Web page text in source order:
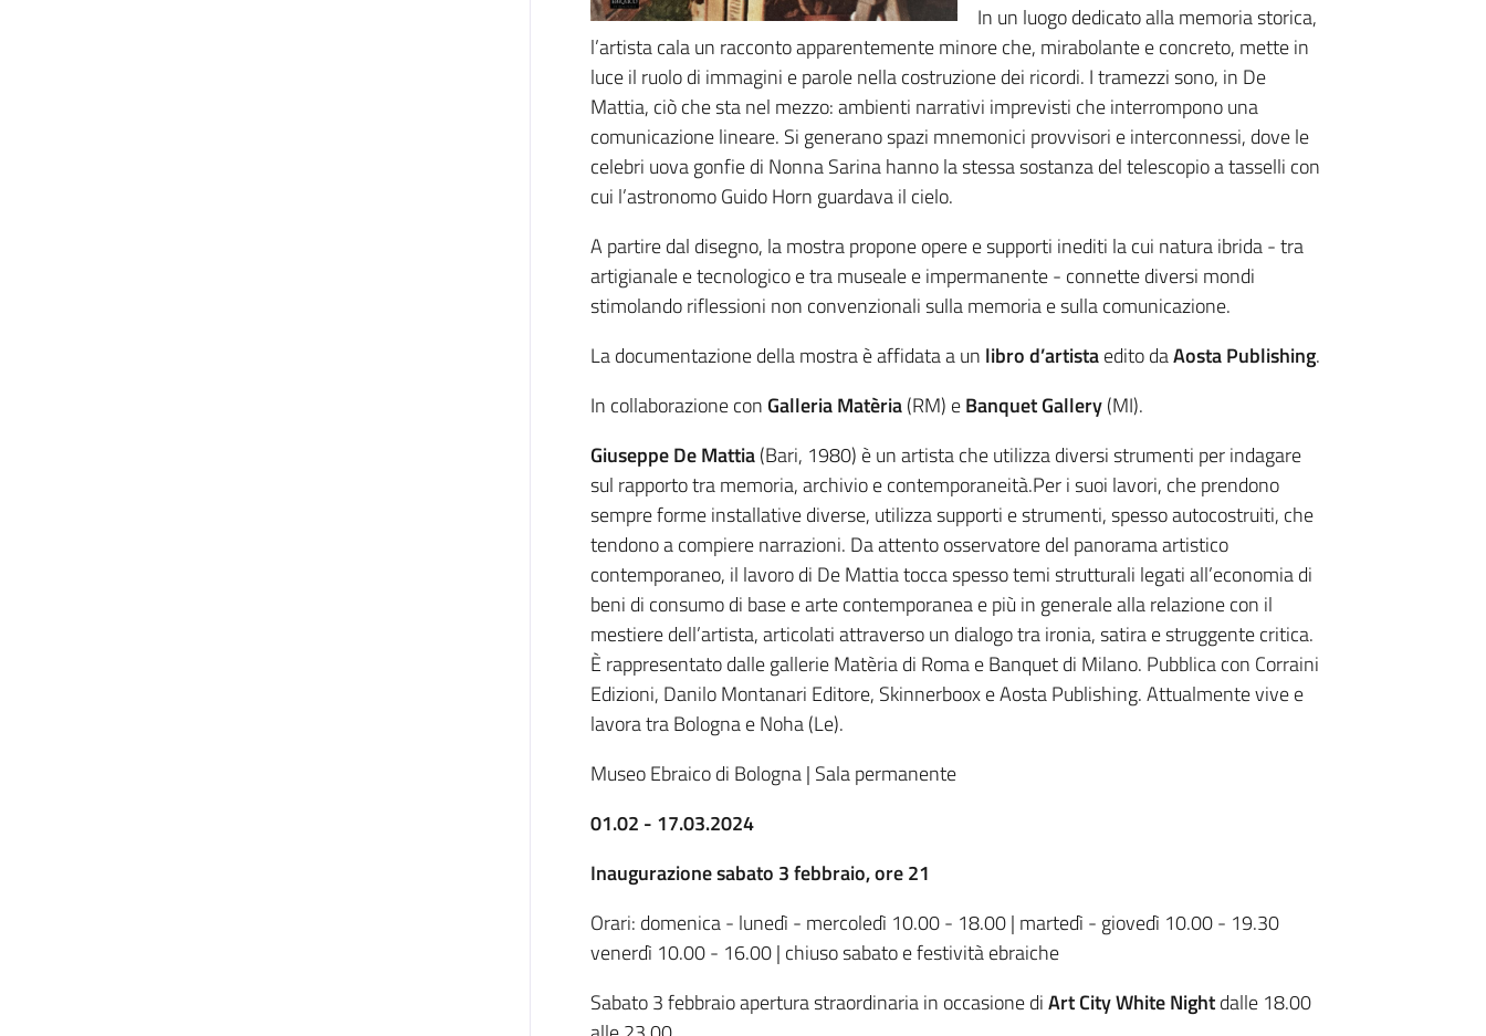
In un luogo dedicato alla memoria storica,
l’artista cala un racconto apparentemente minore che, mirabolante e concreto, mette in
luce il ruolo di immagini e parole nella costruzione dei ricordi. I tramezzi sono, in De
Mattia, ciò che sta nel mezzo: ambienti narrativi imprevisti che interrompono una
comunicazione lineare. Si generano spazi mnemonici provvisori e interconnessi, dove le
celebri uova gonfie di Nonna Sarina hanno la stessa sostanza del telescopio a tasselli con
cui l’astronomo Guido Horn guardava il cielo.
A partire dal disegno, la mostra propone opere e supporti inediti la cui natura ibrida - tra
artigianale e tecnologico e tra museale e impermanente - connette diversi mondi
stimolando riflessioni non convenzionali sulla memoria e sulla comunicazione.
La documentazione della mostra è affidata a un libro d’artistaedito daAosta Publishing.
In collaborazione con Galleria Matèria(RM) eBanquet Gallery(MI).
Giuseppe De Mattia(Bari, 1980) è un artista che utilizza diversi strumenti per indagare
sul rapporto tra memoria, archivio e contemporaneità.Per i suoi lavori, che prendono
sempre forme installative diverse, utilizza supporti e strumenti, spesso autocostruiti, che
tendono a compiere narrazioni. Da attento osservatore del panorama artistico
contemporaneo, il lavoro di De Mattia tocca spesso temi strutturali legati all’economia di
beni di consumo di base e arte contemporanea e più in generale alla relazione con il
mestiere dell’artista, articolati attraverso un dialogo tra ironia, satira e struggente critica.
È rappresentato dalle gallerie Matèria di Roma e Banquet di Milano. Pubblica con Corraini
Edizioni, Danilo Montanari Editore, Skinnerboox e Aosta Publishing. Attualmente vive e
lavora tra Bologna e Noha (Le).
Museo Ebraico di Bologna | Sala permanente
01.02 - 17.03.2024
Inaugurazione sabato 3 febbraio, ore 21
Orari: domenica - lunedì - mercoledì 10.00 - 18.00 | martedì - giovedì 10.00 - 19.30
venerdì 10.00 - 16.00 | chiuso sabato e festività ebraiche
Sabato 3 febbraio apertura straordinaria in occasione diArt City White Nightdalle 18.00